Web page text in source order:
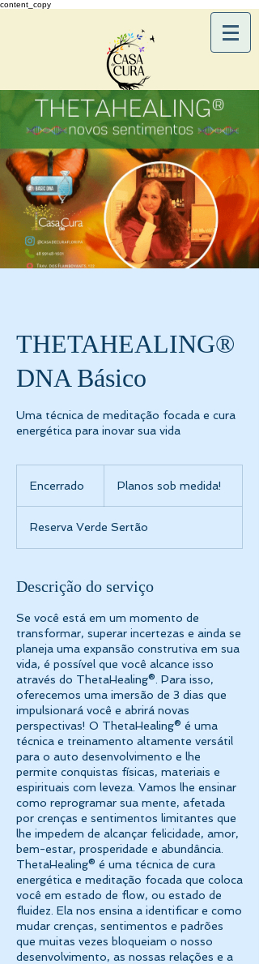
content_copy
THETAHEALING®
DNA Básico
Uma técnica de meditação focada e cura
energética para inovar sua vida
Encerrado
e
r
a
d
medida!
Planos sob medida!
Reserva Verde Sertão
Descrição do serviço
Se você está em um momento de
transformar, superar incertezas e ainda se
planeja uma expansão construtiva em sua
vida, é possível que você alcance isso
através do ThetaHealing®. Para isso,
oferecemos uma imersão de 3 dias que
impulsionará você e abrirá novas
perspectivas! O ThetaHealing® é uma
técnica e treinamento altamente versátil
para o auto desenvolvimento e lhe
permite conquistas físicas, materiais e
espirituais com leveza. Vamos lhe ensinar
como reprogramar sua mente, afetada
por crenças e sentimentos limitantes que
lhe impedem de alcançar felicidade, amor,
bem-estar, prosperidade e abundância.
ThetaHealing® é uma técnica de cura
energética e meditação focada que coloca
você em estado de flow, ou estado de
fluidez. Ela nos ensina a identificar e como
mudar crenças, sentimentos e padrões
que muitas vezes bloqueiam o nosso
desenvolvimento, as nossas relações e a